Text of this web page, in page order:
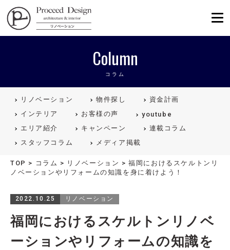
Column
コラム
リノベーション 物件探し
資金計画
インテリア
お客様の声
youtube
エリア紹介
キャンペーン
連載コラム
スタッフコラム
メディア掲載
TOP > コラム > リノベーション >福岡におけるスケルトンリ
ノベーションやリフォームの知識を身に着けよう！
2022.10.25 リノベーション
福岡におけるスケルトンリノベ
ーションやリフォームの知識を